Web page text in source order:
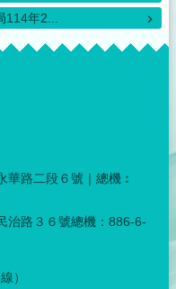
年2...
路二段６號｜總機︰
治路３６號總機：886-6-
）